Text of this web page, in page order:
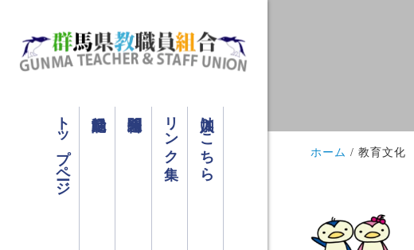
トップページ リンク集 加入はこちら ホーム 教育文化